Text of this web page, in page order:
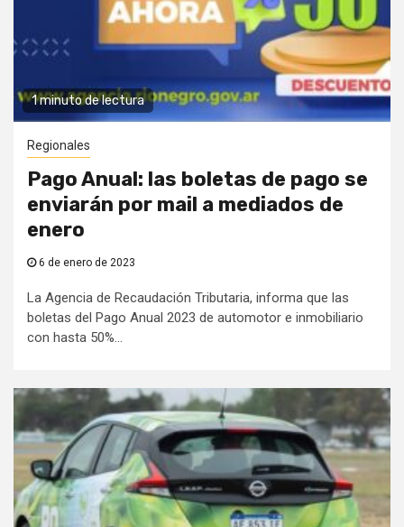
1 minuto de lectura
Regionales
Pago Anual: las boletas de pago se
enviarán por mail a mediados de
enero
6 de enero de 2023
La Agencia de Recaudación Tributaria, informa que las
boletas del Pago Anual 2023 de automotor e inmobiliario
con hasta 50%...